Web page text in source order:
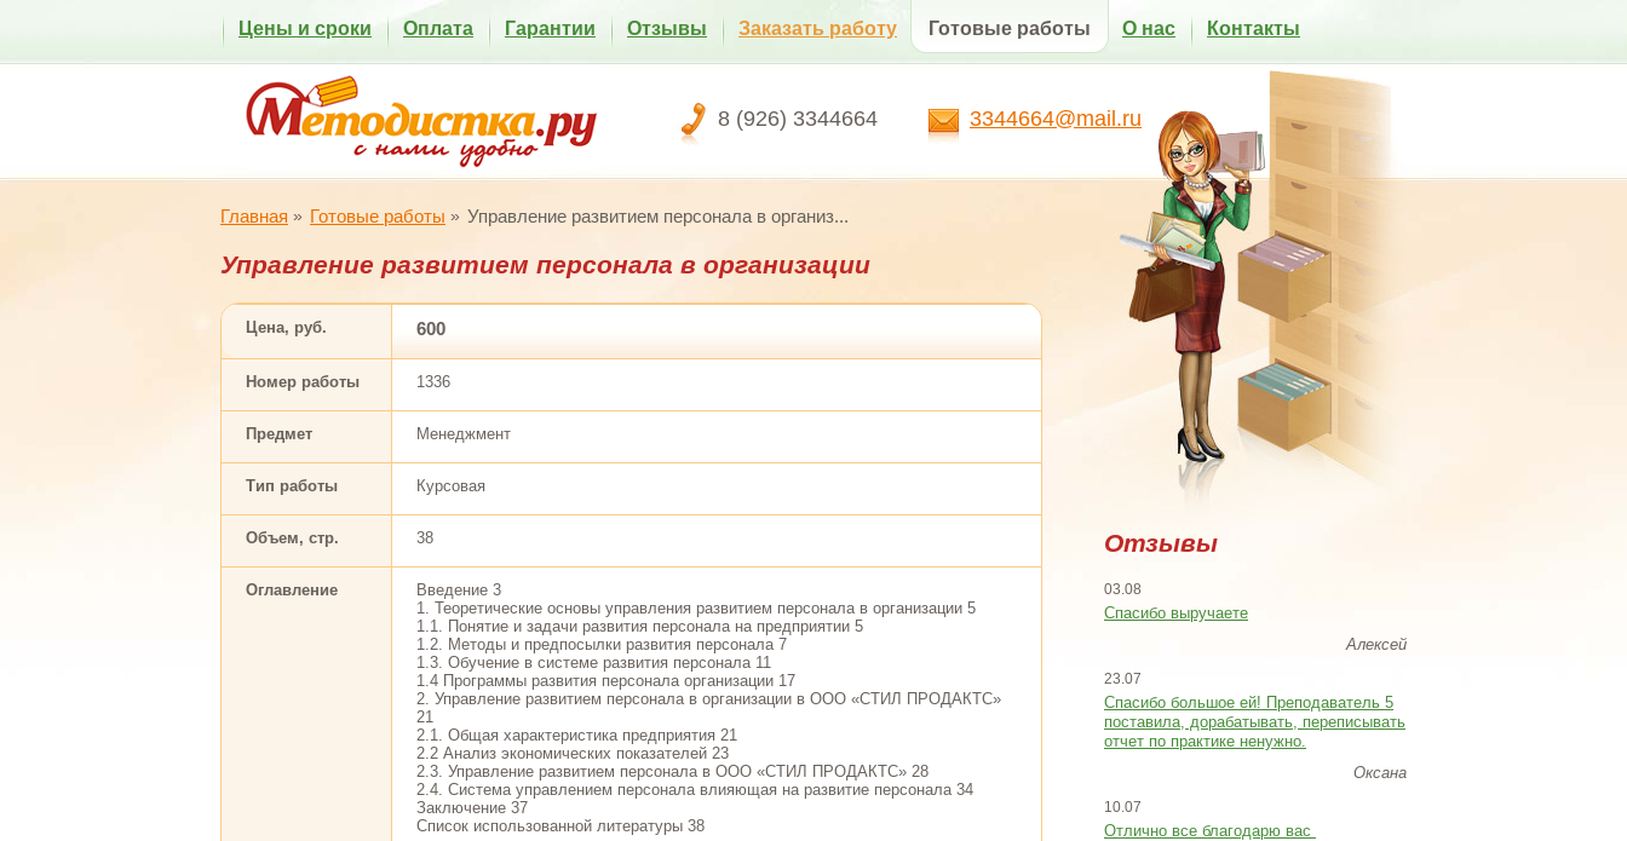
8 (926) 3344664 3344664@mail.ru
Цены и сроки Оплата Гарантии Отзывы Заказать работу Готовые работы О нас Контакты
Главная Готовые работы Управление развитием персонала в организ...
Управление развитием персонала в организации
Цена, руб. 600
Номер работы 1336
Предмет Менеджмент
Тип работы Курсовая
Объем, стр. 38
Оглавление
Введение 3
1. Теоретические основы управления развитием персонала в организации 5
1.1. Понятие и задачи развития персонала на предприятии 5
1.2. Методы и предпосылки развития персонала 7
1.3. Обучение в системе развития персонала 11
1.4 Программы развития персонала организации 17
2. Управление развитием персонала в организации в ООО «СТИЛ ПРОДАКТС»
21
2.1. Общая характеристика предприятия 21
2.2 Анализ экономических показателей 23
2.3. Управление развитием персонала в ООО «СТИЛ ПРОДАКТС» 28
2.4. Система управлением персонала влияющая на развитие персонала 34
Заключение 37
Список использованной литературы 38
Отзывы
03.08
Спасибо выручаете
Алексей
23.07
Cпасибо большое ей! Преподаватель 5
поставила, дорабатывать, переписывать
отчет по практике ненужно.
Оксана
10.07
Отлично все благодарю вас